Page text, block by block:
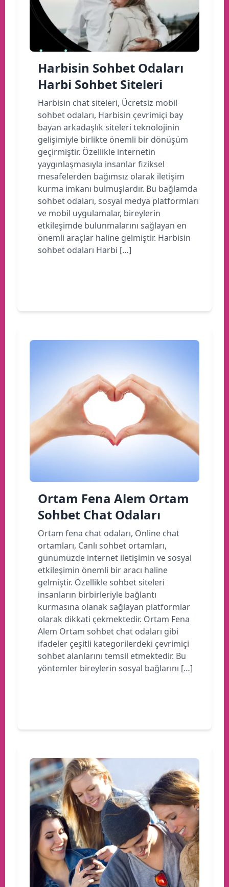
Harbisin Sohbet Odaları
Harbi Sohbet Siteleri
Harbisin chat siteleri, Ücretsiz mobil
sohbet odaları, Harbisin çevrimiçi bay
bayan arkadaşlık siteleri teknolojinin
gelişimiyle birlikte önemli bir dönüşüm
geçirmiştir. Özellikle internetin
yaygınlaşmasıyla insanlar fiziksel
mesafelerden bağımsız olarak iletişim
kurma imkanı bulmuşlardır. Bu bağlamda
sohbet odaları, sosyal medya platformları
ve mobil uygulamalar, bireylerin
etkileşimde bulunmalarını sağlayan en
önemli araçlar haline gelmiştir. Harbisin
sohbet odaları Harbi […]
Ortam Fena Alem Ortam
Sohbet Chat Odaları
Ortam fena chat odaları, Online chat
ortamları, Canlı sohbet ortamları,
günümüzde internet iletişimin ve sosyal
etkileşimin önemli bir aracı haline
gelmiştir. Özellikle sohbet siteleri
insanların birbirleriyle bağlantı
kurmasına olanak sağlayan platformlar
olarak dikkati çekmektedir. Ortam Fena
Alem Ortam sohbet chat odaları gibi
ifadeler çeşitli kategorilerdeki çevrimiçi
sohbet alanlarını temsil etmektedir. Bu
yöntemler bireylerin sosyal bağlarını […]